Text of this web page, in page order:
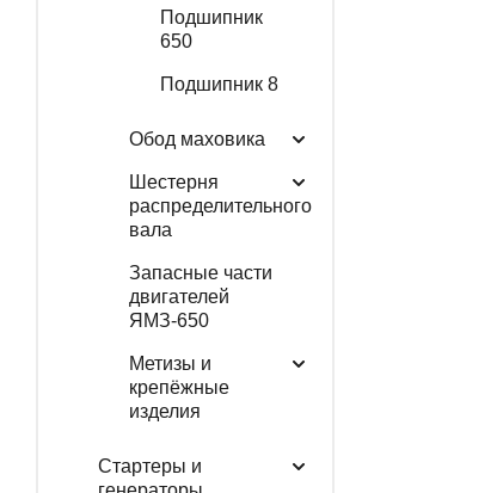
Подшипник
650
Подшипник 8
Обод маховика
Шестерня
распределительного
вала
Запасные части
двигателей
ЯМЗ-650
Метизы и
крепёжные
изделия
Стартеры и